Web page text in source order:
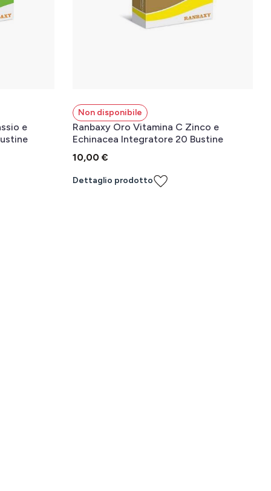
e
Non disponibile
Ranbaxy Oro Vitamina C Zinco e
Echinacea Integratore 20 Bustine
10,00 €
Dettaglio prodotto